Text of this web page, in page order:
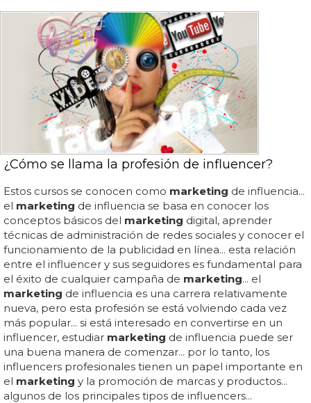
¿Cómo se llama la profesión de influencer?
Estos cursos se conocen como marketing de influencia...
el marketing de influencia se basa en conocer los
conceptos básicos del marketing digital, aprender
técnicas de administración de redes sociales y conocer el
funcionamiento de la publicidad en línea... esta relación
entre el influencer y sus seguidores es fundamental para
el éxito de cualquier campaña de marketing... el
marketing de influencia es una carrera relativamente
nueva, pero esta profesión se está volviendo cada vez
más popular... si está interesado en convertirse en un
influencer, estudiar marketing de influencia puede ser
una buena manera de comenzar... por lo tanto, los
influencers profesionales tienen un papel importante en
el marketing y la promoción de marcas y productos...
algunos de los principales tipos de influencers...